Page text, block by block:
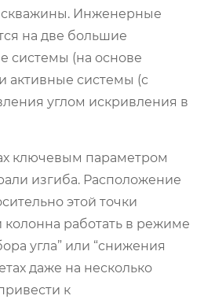
скважины. Инженерные
на две большие
системы (на основе
активные системы (с
углом искривления в
ключевым параметром
изгиба. Расположение
этой точки
колонна работать в режиме
угла” или “снижения
даже на несколько
к